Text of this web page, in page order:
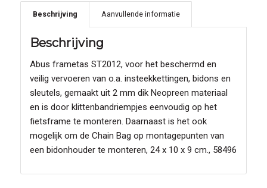
Beschrijving Aanvullende informatie
Beschrijving
Abus frametas ST2012, voor het beschermd en
veilig vervoeren van o.a. insteekkettingen, bidons en
sleutels, gemaakt uit 2 mm dik Neopreen materiaal
en is door klittenbandriempjes eenvoudig op het
fietsframe te monteren. Daarnaast is het ook
mogelijk om de Chain Bag op montagepunten van
een bidonhouder te monteren, 24 x 10 x 9 cm., 58496